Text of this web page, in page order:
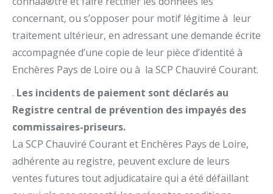
concernant, ou s’opposer pour motif légitime à leur
traitement ultérieur, en adressant une demande écrite
accompagnée d’une copie de leur pièce d’identité à
Enchères Pays de Loire ou à la SCP Chauviré Courant.
. Les incidents de paiement sont déclarés au
Registre central de prévention des impayés des
commissaires-priseurs.
La SCP Chauviré Courant et Enchères Pays de Loire,
adhérente au registre, peuvent exclure de leurs
ventes futures tout adjudicataire qui a été défaillant